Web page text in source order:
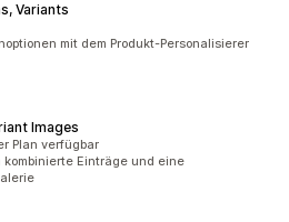
Variants
mit dem Produkt-Personalisierer
Images
Plan verfügbar
Einträge und eine